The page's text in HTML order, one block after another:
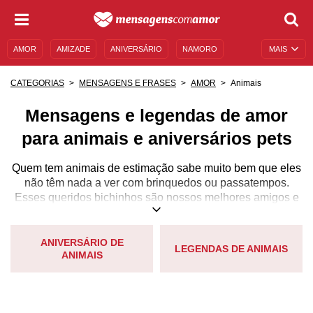
MAIS
AMOR AMIZADE ANIVERSÁRIO NAMORO
CATEGORIAS MENSAGENS E FRASES AMOR Animais
Mensagens e legendas de amor
para animais e aniversários pets
Quem tem animais de estimação sabe muito bem que eles
não têm nada a ver com brinquedos ou passatempos.
Esses queridos bichinhos são nossos melhores amigos e
parte essencial das nossas famílias! É muito bom ter um
O amor deles é incondicional e sua presença cria as mais
ANIVERSÁRIO DE
ANIMAIS
LEGENDAS DE ANIMAIS